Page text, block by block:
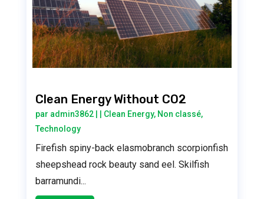
Clean Energy Without CO2
par admin3862| Clean Energy, Non classé,
Technology
Firefish spiny-back elasmobranch scorpionfish
sheepshead rock beauty sand eel. Skilfish
barramundi...